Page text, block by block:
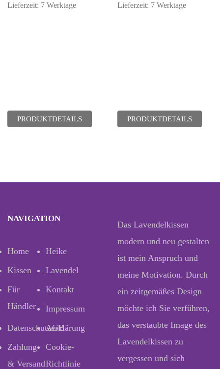
Lieferzeit: 7 Werktage
PRODUKTDETAILS
Lieferzeit: 7 Werktage
PRODUKTDETAILS
NAVIGATION
Home
Heike
Kissen
Lavendel
Für
Händler
Kontakt
Impressum
Datenschutzerklärung
AGB
Zahlung
& Versand
Cookie-
Richtlinie
Das Lavendelkissen
modern und neu gestalten
ist mein Anspruch und
meine Motivation. Durch
ein zeitgemäßes Design
möchte ich Sie verführen,
das verstaubte Image des
Lavendelkissen zu
vergessen und sich